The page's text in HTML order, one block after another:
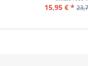
15,95 € *